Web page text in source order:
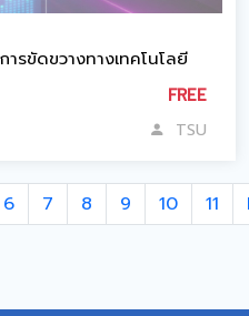
ารขัดขวางทางเทคโนโลยี
FREE
TSU
6 7 8 9 10 11